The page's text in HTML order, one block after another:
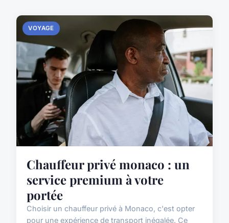
VOYAGE
Chauffeur privé monaco : un
service premium à votre
portée
Choisir un chauffeur privé à Monaco, c'est opter
pour une expérience de transport inégalée. Ce